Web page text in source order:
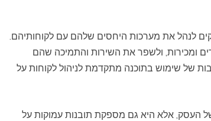
לנהל את מערכות היחסים שלהם עם לקוחותיהם.
ומכירות, ולשפר את השירות והתמיכה שהם
של שימוש בתוכנה מתקדמת לניהול לקוחות על
של העסק, אלא היא גם מספקת תובנות עמוקות על